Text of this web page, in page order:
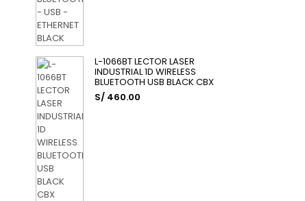
L-1066BT LECTOR LASER
INDUSTRIAL 1D WIRELESS
BLUETOOTH USB BLACK CBX
S/ 460.00